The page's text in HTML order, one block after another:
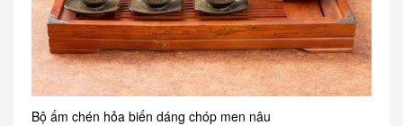
Bộ ấm chén hỏa biến dáng chóp men nâu